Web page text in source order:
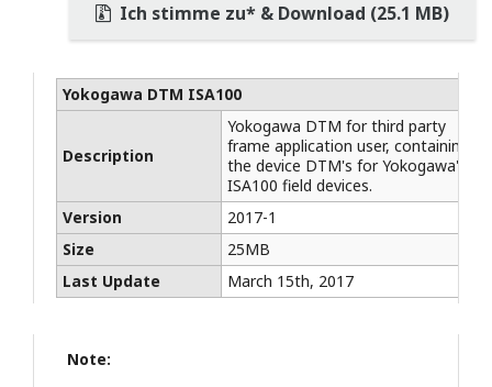
Ich stimme zu* & Download (25.1 MB)
Yokogawa DTM ISA100
Description
Yokogawa DTM for third party
frame application user, containing
the device DTM's for Yokogawa's
ISA100 field devices.
Version
2017-1
Size
25MB
Last Update
March 15th, 2017
Note: